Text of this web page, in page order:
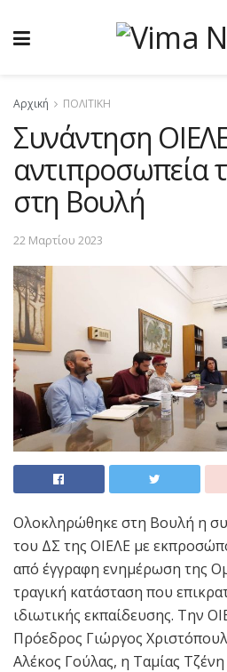
Αρχική ΠΟΛΙΤΙΚΗ
Συνάντηση
αντιπροσωπεία
στη Βουλή
22 Μαρτίου 2023
Ολοκληρώθηκε στη Βουλή η
του ΔΣ της ΟΙΕΛΕ με
από έγγραφη ενημέρωση της
τραγική κατάσταση που
ιδιωτικής εκπαίδευσης. Την
Πρόεδρος Γιώργος
Αλέκος Γούλας, η Ταμίας